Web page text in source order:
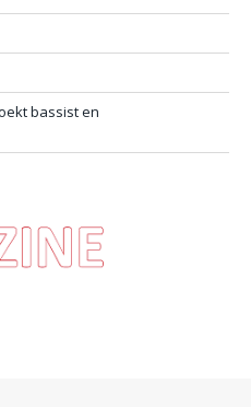
bassist en